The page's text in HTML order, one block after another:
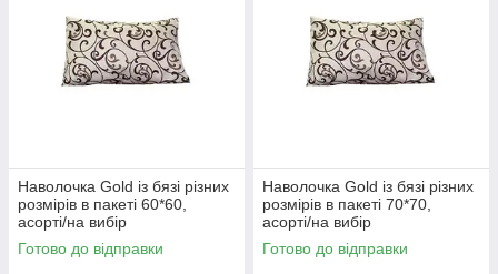
Наволочка Gold із бязі різних
розмірів в пакеті 60*60,
асорті/на вибір
Готово до відправки
Наволочка Gold із бязі різних
розмірів в пакеті 70*70,
асорті/на вибір
Готово до відправки